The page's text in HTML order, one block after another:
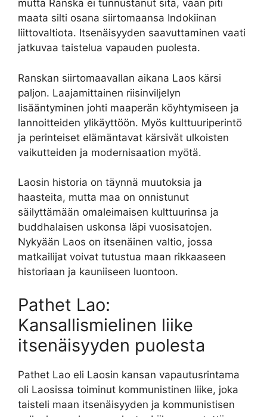
mutta Ranska ei tunnustanut sitä, vaan piti
maata silti osana siirtomaansa Indokiinan
liittovaltiota. Itsenäisyyden saavuttaminen vaati
jatkuvaa taistelua vapauden puolesta.
Ranskan siirtomaavallan aikana Laos kärsi
paljon. Laajamittainen riisinviljelyn
lisääntyminen johti maaperän köyhtymiseen ja
lannoitteiden ylikäyttöön. Myös kulttuuriperintö
ja perinteiset elämäntavat kärsivät ulkoisten
vaikutteiden ja modernisaation myötä.
Laosin historia on täynnä muutoksia ja
haasteita, mutta maa on onnistunut
säilyttämään omaleimaisen kulttuurinsa ja
buddhalaisen uskonsa läpi vuosisatojen.
Nykyään Laos on itsenäinen valtio, jossa
matkailijat voivat tutustua maan rikkaaseen
historiaan ja kauniiseen luontoon.
Pathet Lao:
Kansallismielinen liike
itsenäisyyden puolesta
Pathet Lao eli Laosin kansan vapautusrintama
oli Laosissa toiminut kommunistinen liike, joka
taisteli maan itsenäisyyden ja kommunistisen